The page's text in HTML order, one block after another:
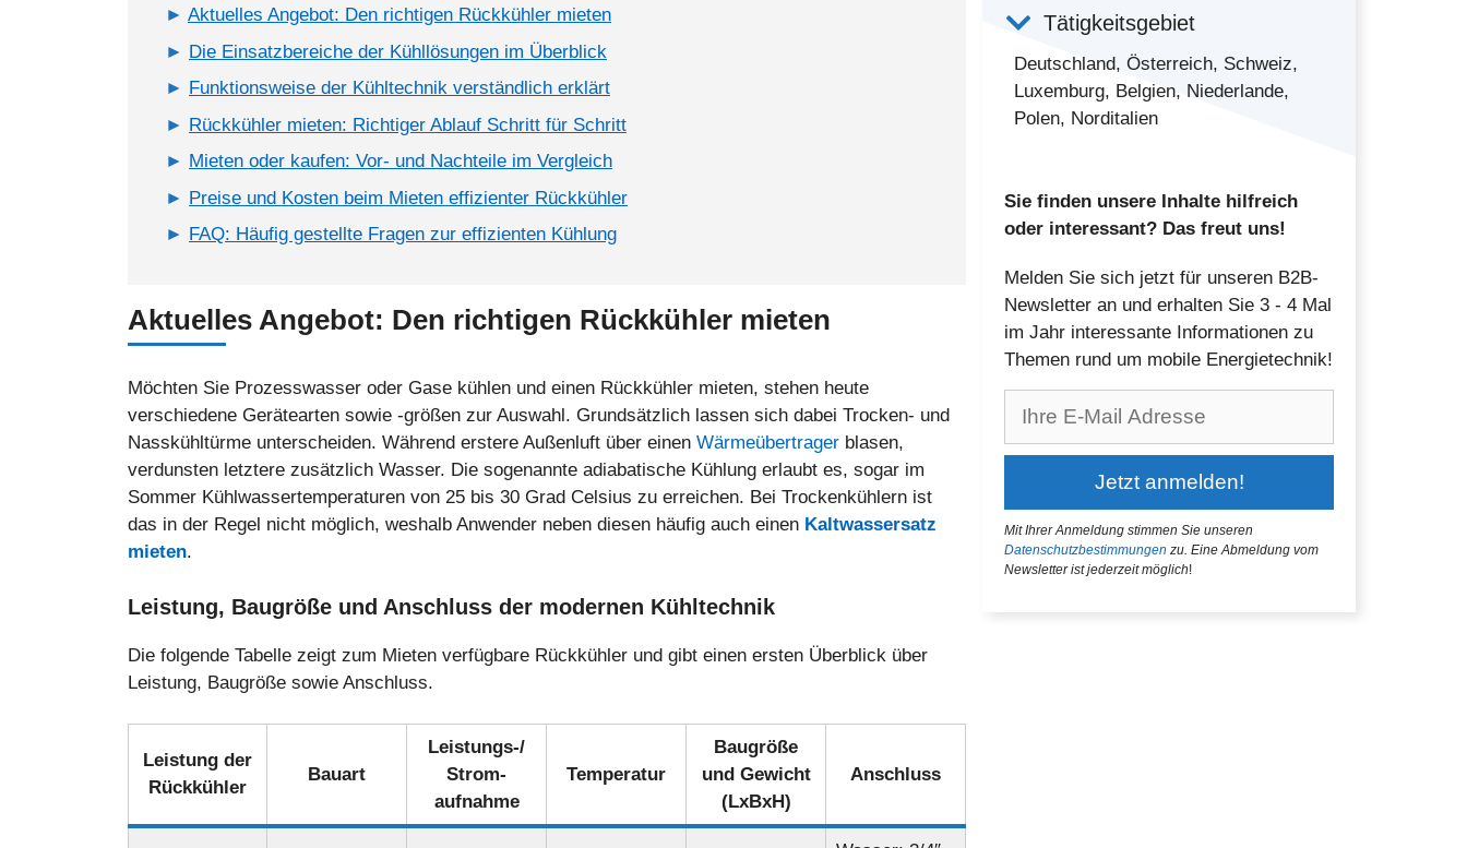
Aktuelles Angebot: Den richtigen Rückkühler mieten
Die Einsatzbereiche der Kühllösungen im Überblick
Funktionsweise der Kühltechnik verständlich erklärt
Rückkühler mieten: Richtiger Ablauf Schritt für Schritt
Mieten oder kaufen: Vor- und Nachteile im Vergleich
Preise und Kosten beim Mieten effizienter Rückkühler
FAQ: Häufig gestellte Fragen zur effizienten Kühlung
Aktuelles Angebot: Den richtigen Rückkühler mieten
Möchten Sie Prozesswasser oder Gase kühlen und einen Rückkühler mieten, stehen heute
verschiedene Gerätearten sowie -größen zur Auswahl. Grundsätzlich lassen sich dabei Trocken- und
Nasskühltürme unterscheiden. Während erstere Außenluft über einen Wärmeübertrager blasen,
verdunsten letztere zusätzlich Wasser. Die sogenannte adiabatische Kühlung erlaubt es, sogar im
Sommer Kühlwassertemperaturen von 25 bis 30 Grad Celsius zu erreichen. Bei Trockenkühlern ist
das in der Regel nicht möglich, weshalb Anwender neben diesen häufig auch einen Kaltwassersatz
mieten.
Leistung, Baugröße und Anschluss der modernen Kühltechnik
Die folgende Tabelle zeigt zum Mieten verfügbare Rückkühler und gibt einen ersten Überblick über
Leistung, Baugröße sowie Anschluss.
Leistung der
Rückkühler
Bauart
Leistungs-/
Strom-
aufnahme
Temperatur
Baugröße
und Gewicht
(LxBxH)
Anschluss
Tätigkeitsgebiet
Deutschland, Österreich, Schweiz,
Luxemburg, Belgien, Niederlande,
Polen, Norditalien
Sie finden unsere Inhalte hilfreich
oder interessant? Das freut uns!
Melden Sie sich jetzt für unseren B2B-
Newsletter an und erhalten Sie 3 - 4 Mal
im Jahr interessante Informationen zu
Themen rund um mobile Energietechnik!
Mit Ihrer Anmeldung stimmen Sie unseren
Datenschutzbestimmungen zu. Eine Abmeldung vom
Newsletter ist jederzeit möglich!